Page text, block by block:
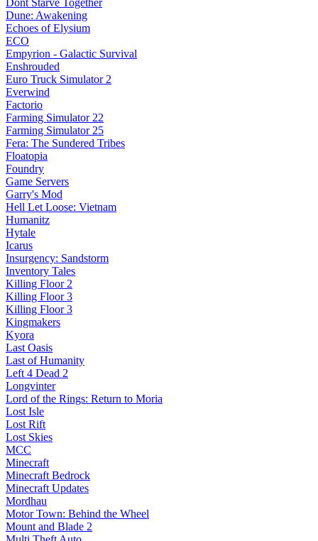
Dont Starve Together
Dune: Awakening
Echoes of Elysium
ECO
Empyrion - Galactic Survival
Enshrouded
Euro Truck Simulator 2
Everwind
Factorio
Farming Simulator 22
Farming Simulator 25
Fera: The Sundered Tribes
Floatopia
Foundry
Game Servers
Garry's Mod
Hell Let Loose: Vietnam
Humanitz
Hytale
Icarus
Insurgency: Sandstorm
Inventory Tales
Killing Floor 2
Killing Floor 3
Killing Floor 3
Kingmakers
Kyora
Last Oasis
Last of Humanity
Left 4 Dead 2
Longvinter
Lord of the Rings: Return to Moria
Lost Isle
Lost Rift
Lost Skies
MCC
Minecraft
Minecraft Bedrock
Minecraft Updates
Mordhau
Motor Town: Behind the Wheel
Mount and Blade 2